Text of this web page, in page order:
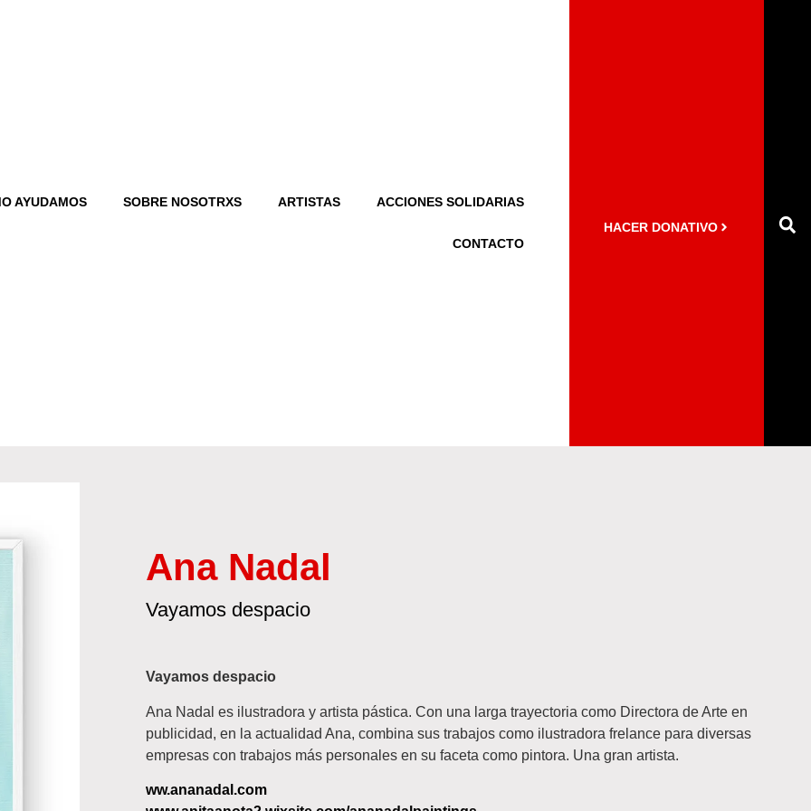
AYUDAMOS SOBRE NOSOTRXS ARTISTAS ACCIONES SOLIDARIAS
CONTACTO
HACER DONATIVO
Ana Nadal
Vayamos despacio
Vayamos despacio
Ana Nadal es ilustradora y artista pástica. Con una larga trayectoria como Directora de Arte en
publicidad, en la actualidad Ana, combina sus trabajos como ilustradora frelance para diversas
empresas con trabajos más personales en su faceta como pintora. Una gran artista.
ww.ananadal.com